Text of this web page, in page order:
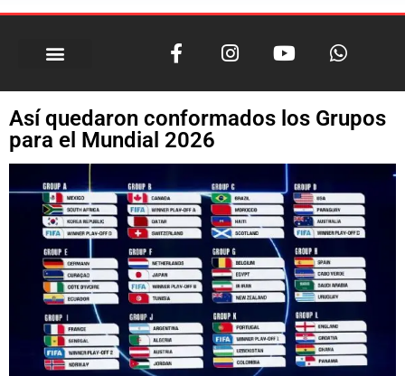
Así quedaron conformados los Grupos
para el Mundial 2026